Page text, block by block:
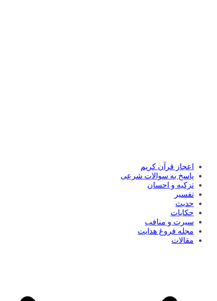
اعجاز قرآن کریم
پاسخ به سوالات شرعی
تزکیه و احسان
تفسیر
حدیث
حکایات
سیرت و منافب
مجله فروغ هدایت
مقالات